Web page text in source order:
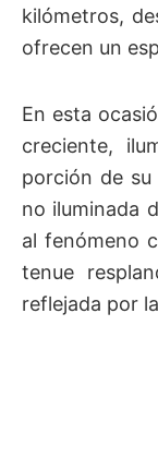
kilómetros,
ofrecen un
En esta
creciente,
porción de
no iluminada
al fenómeno
tenue
reflejada por